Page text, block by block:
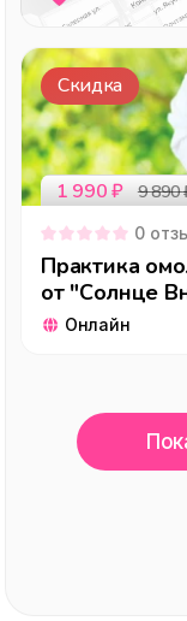
Скидка
1 990₽ 9 890
0
Практика
от "Солнце
Онлайн